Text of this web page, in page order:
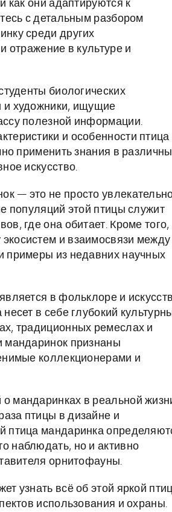
как они адаптируются к
с детальным разбором
среди других
отражение в культуре и
биологических
и художники, ищущие
полезной информации.
и особенности птица
применить знания в
искусство.
— это не просто
популяций этой птицы служит
где она обитает. Кроме того,
и взаимосвязи между
примеры из недавних научных
в фольклоре и
в себе глубокий
традиционных ремеслах и
мандаринок признаны
коллекционерами и
мандаринках в реальной
птицы в дизайне и
птица мандаринка
наблюдать, но и активно
орнитофауны.
узнать всё об этой яркой
использования и охраны.